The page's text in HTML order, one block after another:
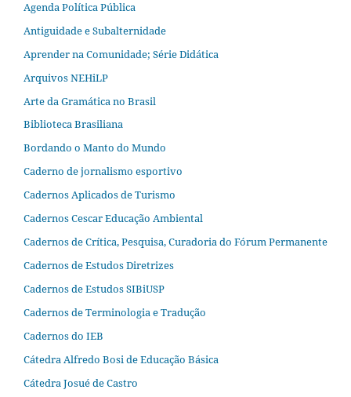
Agenda Política Pública
Antiguidade e Subalternidade
Aprender na Comunidade; Série Didática
Arquivos NEHiLP
Arte da Gramática no Brasil
Biblioteca Brasiliana
Bordando o Manto do Mundo
Caderno de jornalismo esportivo
Cadernos Aplicados de Turismo
Cadernos Cescar Educação Ambiental
Cadernos de Crítica, Pesquisa, Curadoria do Fórum Permanente
Cadernos de Estudos Diretrizes
Cadernos de Estudos SIBiUSP
Cadernos de Terminologia e Tradução
Cadernos do IEB
Cátedra Alfredo Bosi de Educação Básica
Cátedra Josué de Castro